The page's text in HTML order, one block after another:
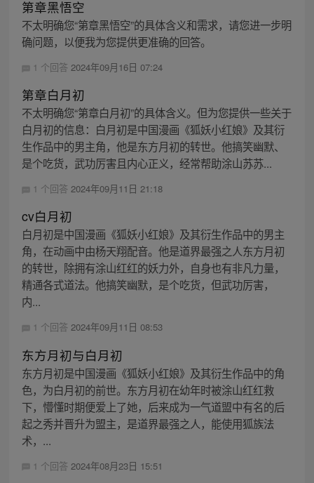
第章黑悟空
不太明确您“第章黑悟空”的具体含义和需求，请您进一步明
确问题，以便我为您提供更准确的回答。
1 个回答 2024年09月16日 07:24
第章白月初
不太明确您“第章白月初”的具体含义。但为您提供一些关于
白月初的信息：白月初是中国漫画《狐妖小红娘》及其衍
生作品中的男主角，他是东方月初的转世。他搞笑幽默、
是个吃货，武功厉害且内心正义，经常帮助涂山苏苏...
1 个回答 2024年09月11日 21:18
cv白月初
白月初是中国漫画《狐妖小红娘》及其衍生作品中的男主
角，在动画中由杨天翔配音。他是道界最强之人东方月初
的转世，除拥有涂山红红的妖力外，自身也有非凡力量，
精通各式道法。他搞笑幽默，是个吃货，但武功厉害，
内...
1 个回答 2024年09月11日 08:53
东方月初与白月初
东方月初是中国漫画《狐妖小红娘》及其衍生作品中的角
色，为白月初的前世。东方月初在幼年时被涂山红红救
下，懵懂时期便爱上了她，后来成为一气道盟中有名的后
起之秀并晋升为盟主，是道界最强之人，能使用狐族法
术，...
1 个回答 2024年08月23日 15:51